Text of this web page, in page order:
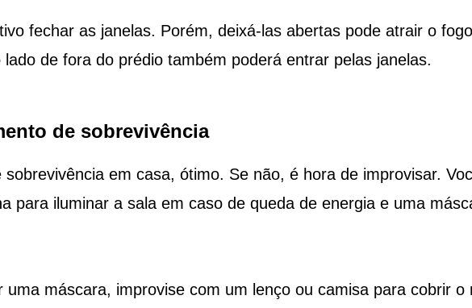
fechar as janelas. Porém, deixá-las abertas pode atrair o
de fora do prédio também poderá entrar pelas janelas.
de sobrevivência
em casa, ótimo. Se não, é hora de improvisar.
para iluminar a sala em caso de queda de energia e uma
uma máscara, improvise com um lenço ou camisa para cobrir o